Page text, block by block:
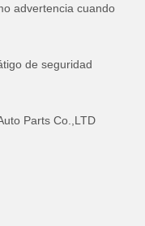
advertencia cuando
de seguridad
Parts Co.,LTD